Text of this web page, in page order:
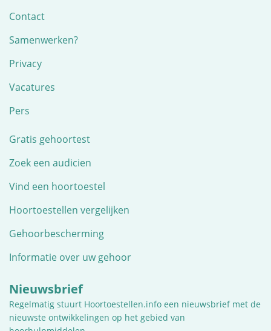
Contact
Samenwerken?
Privacy
Vacatures
Pers
Gratis gehoortest
Zoek een audicien
Vind een hoortoestel
Hoortoestellen vergelijken
Gehoorbescherming
Informatie over uw gehoor
Nieuwsbrief
Regelmatig stuurt Hoortoestellen.info een nieuwsbrief met de
nieuwste ontwikkelingen op het gebied van